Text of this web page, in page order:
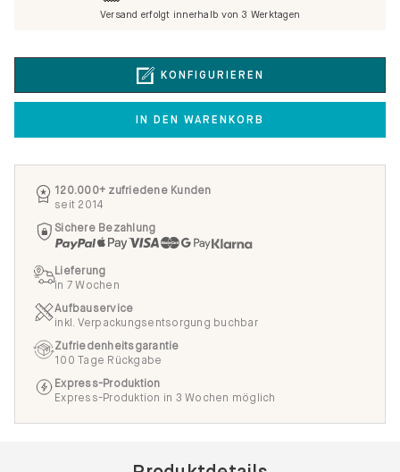
KONFIGURIEREN
120.000+ zufriedene Kunden
seit 2014
Sichere Bezahlung
Lieferung
in 7 Wochen
Aufbauservice
inkl. Verpackungsentsorgung buchbar
Zufriedenheitsgarantie
100 Tage Rückgabe
Express-Produktion